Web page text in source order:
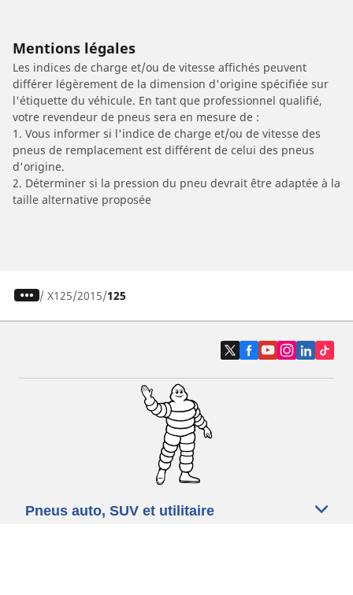
Mentions légales
Les indices de charge et/ou de vitesse affichés peuvent
différer légèrement de la dimension d'origine spécifiée sur
l'étiquette du véhicule. En tant que professionnel qualifié,
votre revendeur de pneus sera en mesure de :
1. Vous informer si l'indice de charge et/ou de vitesse des
pneus de remplacement est différent de celui des pneus
d'origine.
2. Déterminer si la pression du pneu devrait être adaptée à la
taille alternative proposée
/ X125 2015 125
Pneus auto, SUV et utilitaire